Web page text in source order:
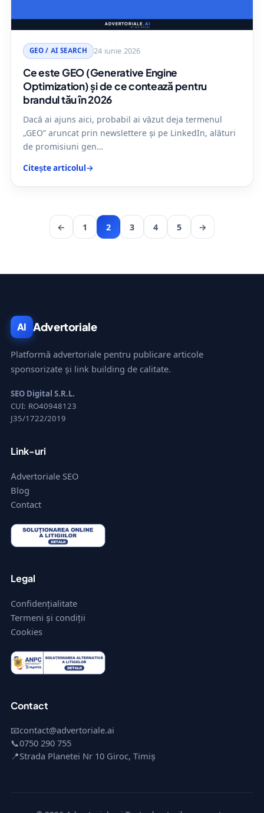
GEO / AI SEARCH 24 iunie 2026
Ce este GEO (Generative Engine
Optimization) și de ce contează pentru
brandul tău în 2026
Dacă ai ajuns aici, probabil ai văzut deja termenul
„GEO” aruncat prin newslettere și pe LinkedIn, alături
de promisiuni gen…
Citește articolul →
← 1 2 3 4 5 →
AI Advertoriale
Platformă advertoriale pentru publicare articole
sponsorizate și link building de calitate.
SEO Digital S.R.L.
CUI: RO40948123
J35/1722/2019
Link-uri
Advertoriale SEO
Blog
Contact
Legal
Confidențialitate
Termeni și condiții
Cookies
Contact
📧contact@advertoriale.ai
📞0750 290 755
📍Strada Planetei Nr 10 Giroc, Timiș